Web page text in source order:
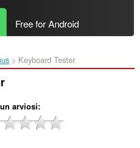
Free for Android
Keyboard Tester‎
arviosi